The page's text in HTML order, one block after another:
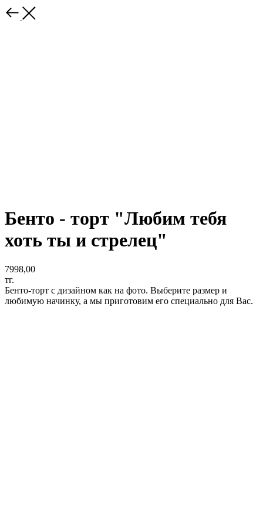
Бенто - торт "Любим тебя
хоть ты и стрелец"
7998,00
тг.
Бенто-торт с дизайном как на фото. Выберите размер и
любимую начинку, а мы приготовим его специально для Вас.